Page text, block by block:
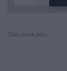
Číslo produktu: